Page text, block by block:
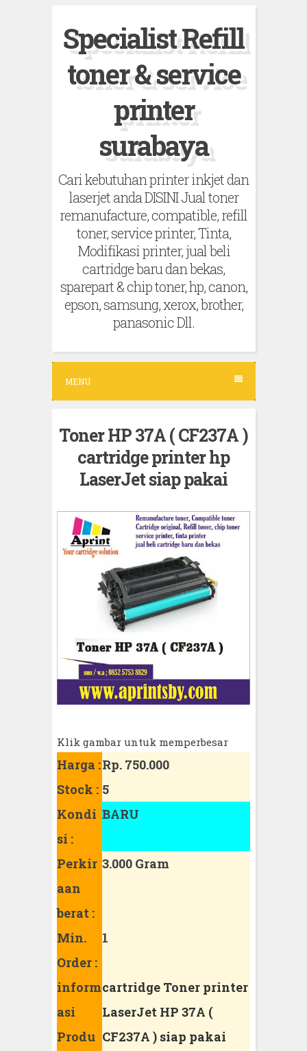
n
Specialist Refill
toner & service
printer
surabaya
Cari kebutuhan printer inkjet dan
laserjet anda DISINI Jual toner
remanufacture, compatible, refill
toner, service printer, Tinta,
Modifikasi printer, jual beli
cartridge baru dan bekas,
sparepart & chip toner, hp, canon,
epson, samsung, xerox, brother,
panasonic Dll.
MENU
Toner HP 37A ( CF237A )
cartridge printer hp
LaserJet siap pakai
Klik gambar untuk memperbesar
Harga :Rp. 750.000
Stock : 5
Kondi
si :
BARU
Perkir
aan
berat :
3.000 Gram
Min.
Order :
1
inform
asi
Produ
cartridge Toner printer
LaserJet HP 37A (
CF237A ) siap pakai